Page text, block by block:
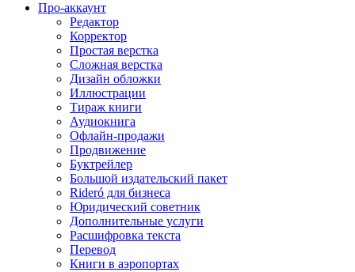
Про-аккаунт
Редактор
Корректор
Простая верстка
Сложная верстка
Дизайн обложки
Иллюстрации
Тираж книги
Аудиокнига
Офлайн-продажи
Продвижение
Буктрейлер
Большой издательский пакет
Rideró для бизнеса
Юридический советник
Дополнительные услуги
Расшифровка текста
Перевод
Книги в аэропортах